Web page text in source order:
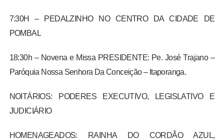
7:30H – PEDALZINHO NO CENTRO DA CIDADE DE
POMBAL
18:30h – Novena e Missa PRESIDENTE: Pe. José Trajano –
Paróquia Nossa Senhora Da Conceição – Itaporanga.
NOITÁRIOS: PODERES EXECUTIVO, LEGISLATIVO E
JUDICIÁRIO
HOMENAGEADOS: RAINHA DO CORDÃO AZUL,